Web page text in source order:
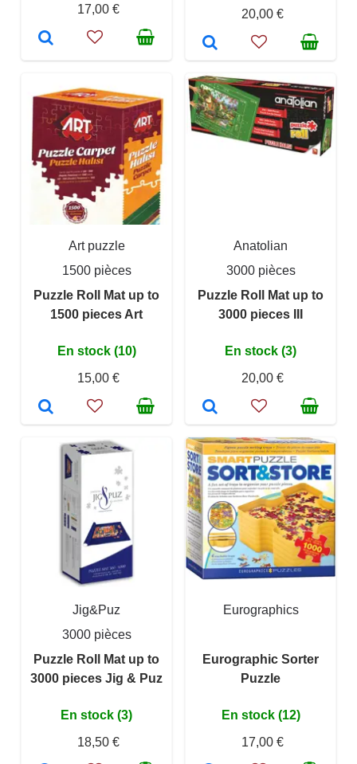
17,00 €
20,00 €
Art puzzle
1500 pièces
Puzzle Roll Mat up to
1500 pieces Art
En stock (10)
15,00 €
Anatolian
3000 pièces
Puzzle Roll Mat up to
3000 pieces III
En stock (3)
20,00 €
Jig&Puz
3000 pièces
Puzzle Roll Mat up to
3000 pieces Jig & Puz
En stock (3)
18,50 €
Eurographics
Eurographic Sorter
Puzzle
En stock (12)
17,00 €